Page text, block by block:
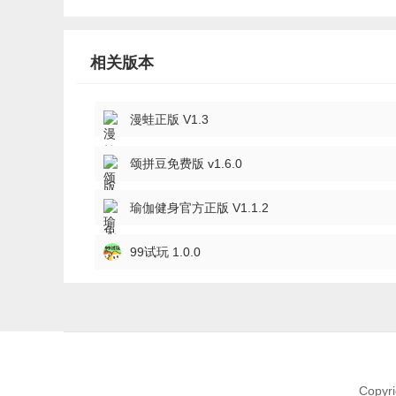
相关版本
漫蛙正版 V1.3
颂拼豆免费版 v1.6.0
瑜伽健身官方正版 V1.1.2
99试玩 1.0.0